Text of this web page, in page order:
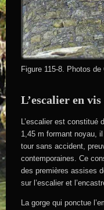
Figure 115-8. Photos
L’escalier en vis
L’escalier est constitué
1,45 m formant noyau,
tour sans accident,
contemporaines. Ce
des premières assises
sur l’escalier et
La gorge qui ponctue